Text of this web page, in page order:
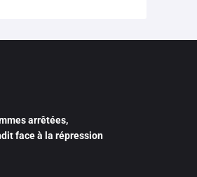
arrêtées,
face à la répression